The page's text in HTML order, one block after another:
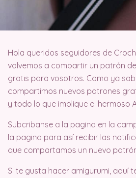
Hola queridos seguidores de
volvemos a compartir un patrón
gratis para vosotros. Como ya
compartimos nuevos patrones
y todo lo que implique el hermoso
Subcribanse a la pagina en la
la pagina para así recibir las
que compartamos un nuevo
Si te gusta hacer amigurumi, aquí